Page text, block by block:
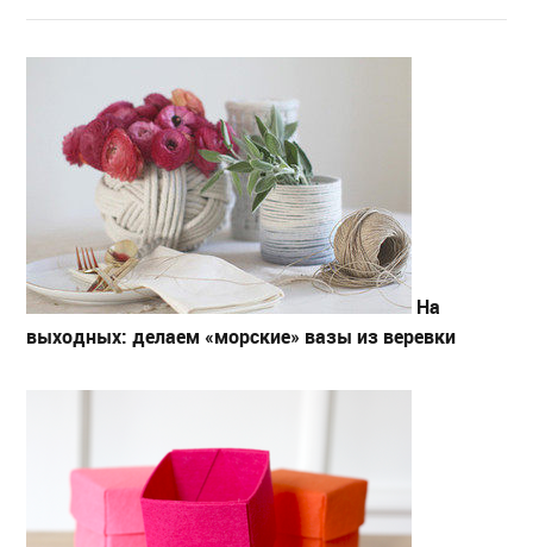
На
выходных: делаем «морские» вазы из веревки